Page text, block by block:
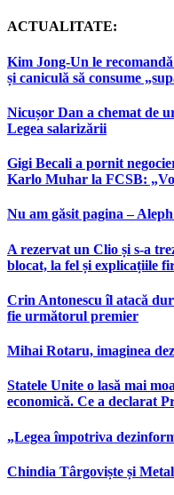
ACTUALITATE:
Kim Jong-Un le
și caniculă să consume
Nicușor Dan a chemat de
Legea salarizării
Gigi Becali a pornit
Karlo Muhar la FCSB:
Nu am găsit pagina –
A rezervat un Clio și s-a
blocat, la fel și explicațiile
Crin Antonescu îl atacă
fie următorul premier
Mihai Rotaru, imaginea
Statele Unite o lasă mai
economică. Ce a declarat
„Legea împotriva
Chindia Târgoviște și